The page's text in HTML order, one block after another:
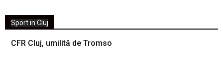
Sport in Cluj
CFR Cluj, umilită de Tromso